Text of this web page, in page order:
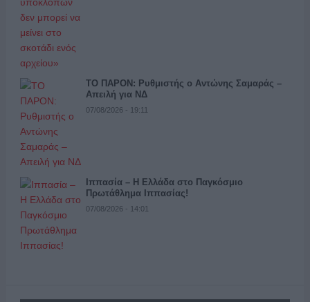
ΤΟ ΠΑΡΟΝ: Ρυθμιστής ο Αντώνης Σαμαράς –
Απειλή για ΝΔ
07/08/2026 - 19:11
Ιππασία – Η Ελλάδα στο Παγκόσμιο
Πρωτάθλημα Ιππασίας!
07/08/2026 - 14:01